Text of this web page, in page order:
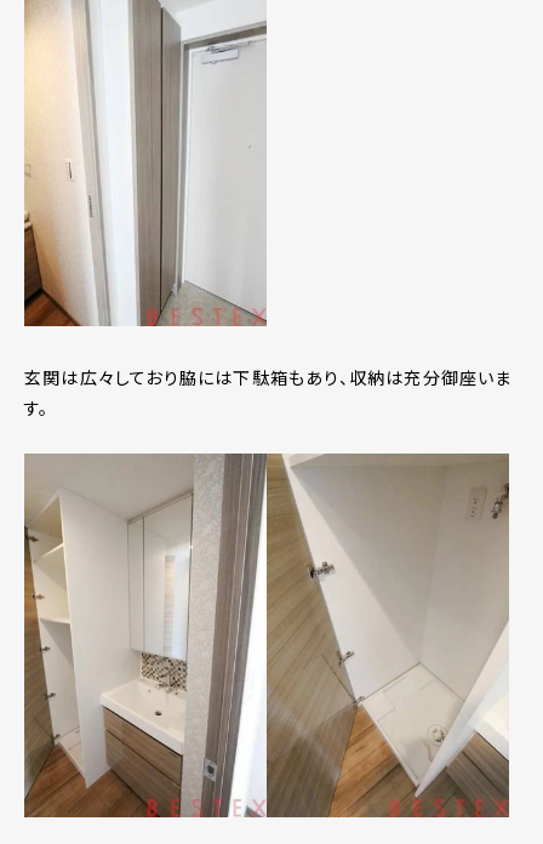
玄関は広々しており脇には下駄箱もあり、収納は充分御座いま
す。